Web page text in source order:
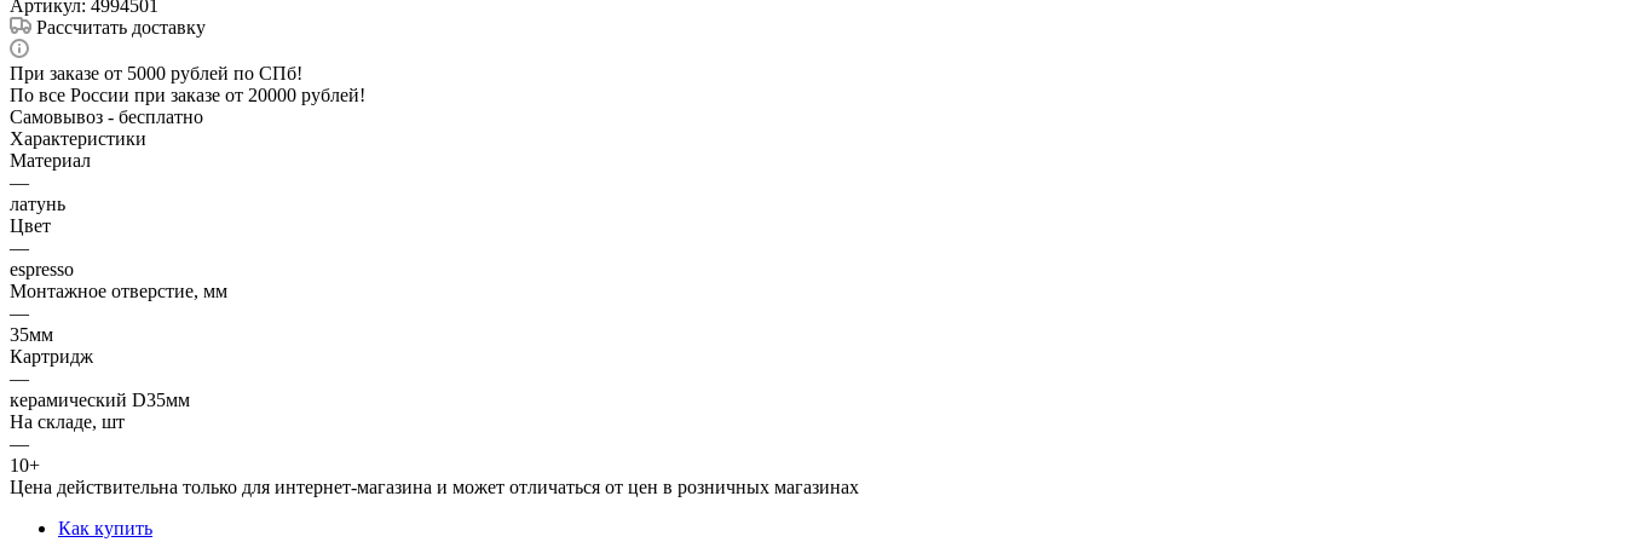
Артикул: 4994501
Рассчитать доставку
При заказе от 5000 рублей по СПб!
По все России при заказе от 20000 рублей!
Самовывоз - бесплатно
Характеристики
Материал
—
латунь
Цвет
—
espresso
Монтажное отверстие, мм
—
35мм
Картридж
—
керамический D35мм
На складе, шт
—
10+
Цена действительна только для интернет-магазина и может отличаться от цен в розничных магазинах
Как купить